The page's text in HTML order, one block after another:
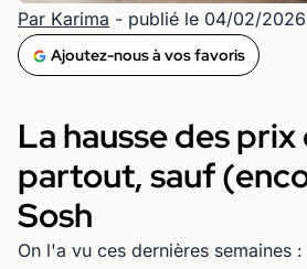
Par Karima - publié le 04/02/2026
Ajoutez-nous à vos favoris
La hausse des prix
partout, sauf
Sosh
On l'a vu ces dernières semaines